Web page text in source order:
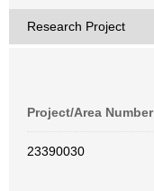
Research Project
Project/Area Number
23390030